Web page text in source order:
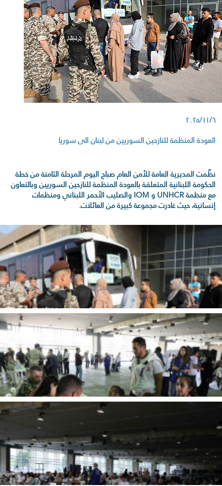
٢٠٢٥/١١/٦
العودة المنظمة للنازحين السوريين من لبنان الى سوريا
نظّمت المديرية العامة للأمن العام صباح اليوم المرحلة الثامنة من خطة
الحكومة اللبنانية المتعلقة بالعودة المنظمة للنازحين السوريين وبالتعاون
مع منظمة UNHCR و IOM والصليب الأحمر اللبناني ومنظمات
إنسانية، حيث غادرت مجموعة كبيرة من العائلات.